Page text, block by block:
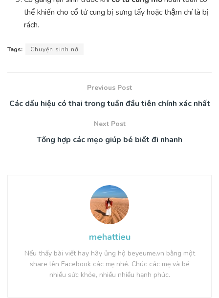
thể khiến cho cổ tử cung bị sưng tấy hoặc thậm chí là bị
rách.
Tags: Chuyện sinh nở
Previous Post
Các dấu hiệu có thai trong tuần đầu tiên chính xác nhất
Next Post
Tổng hợp các mẹo giúp bé biết đi nhanh
mehattieu
Nếu thấy bài viết hay hãy ủng hộ beyeume.vn bằng một
share lên Facebook các mẹ nhé. Chúc các mẹ và bé
nhiều sức khỏe, nhiều nhiều hạnh phúc.